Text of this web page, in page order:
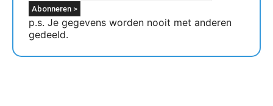
p.s. Je gegevens worden nooit met anderen
gedeeld.